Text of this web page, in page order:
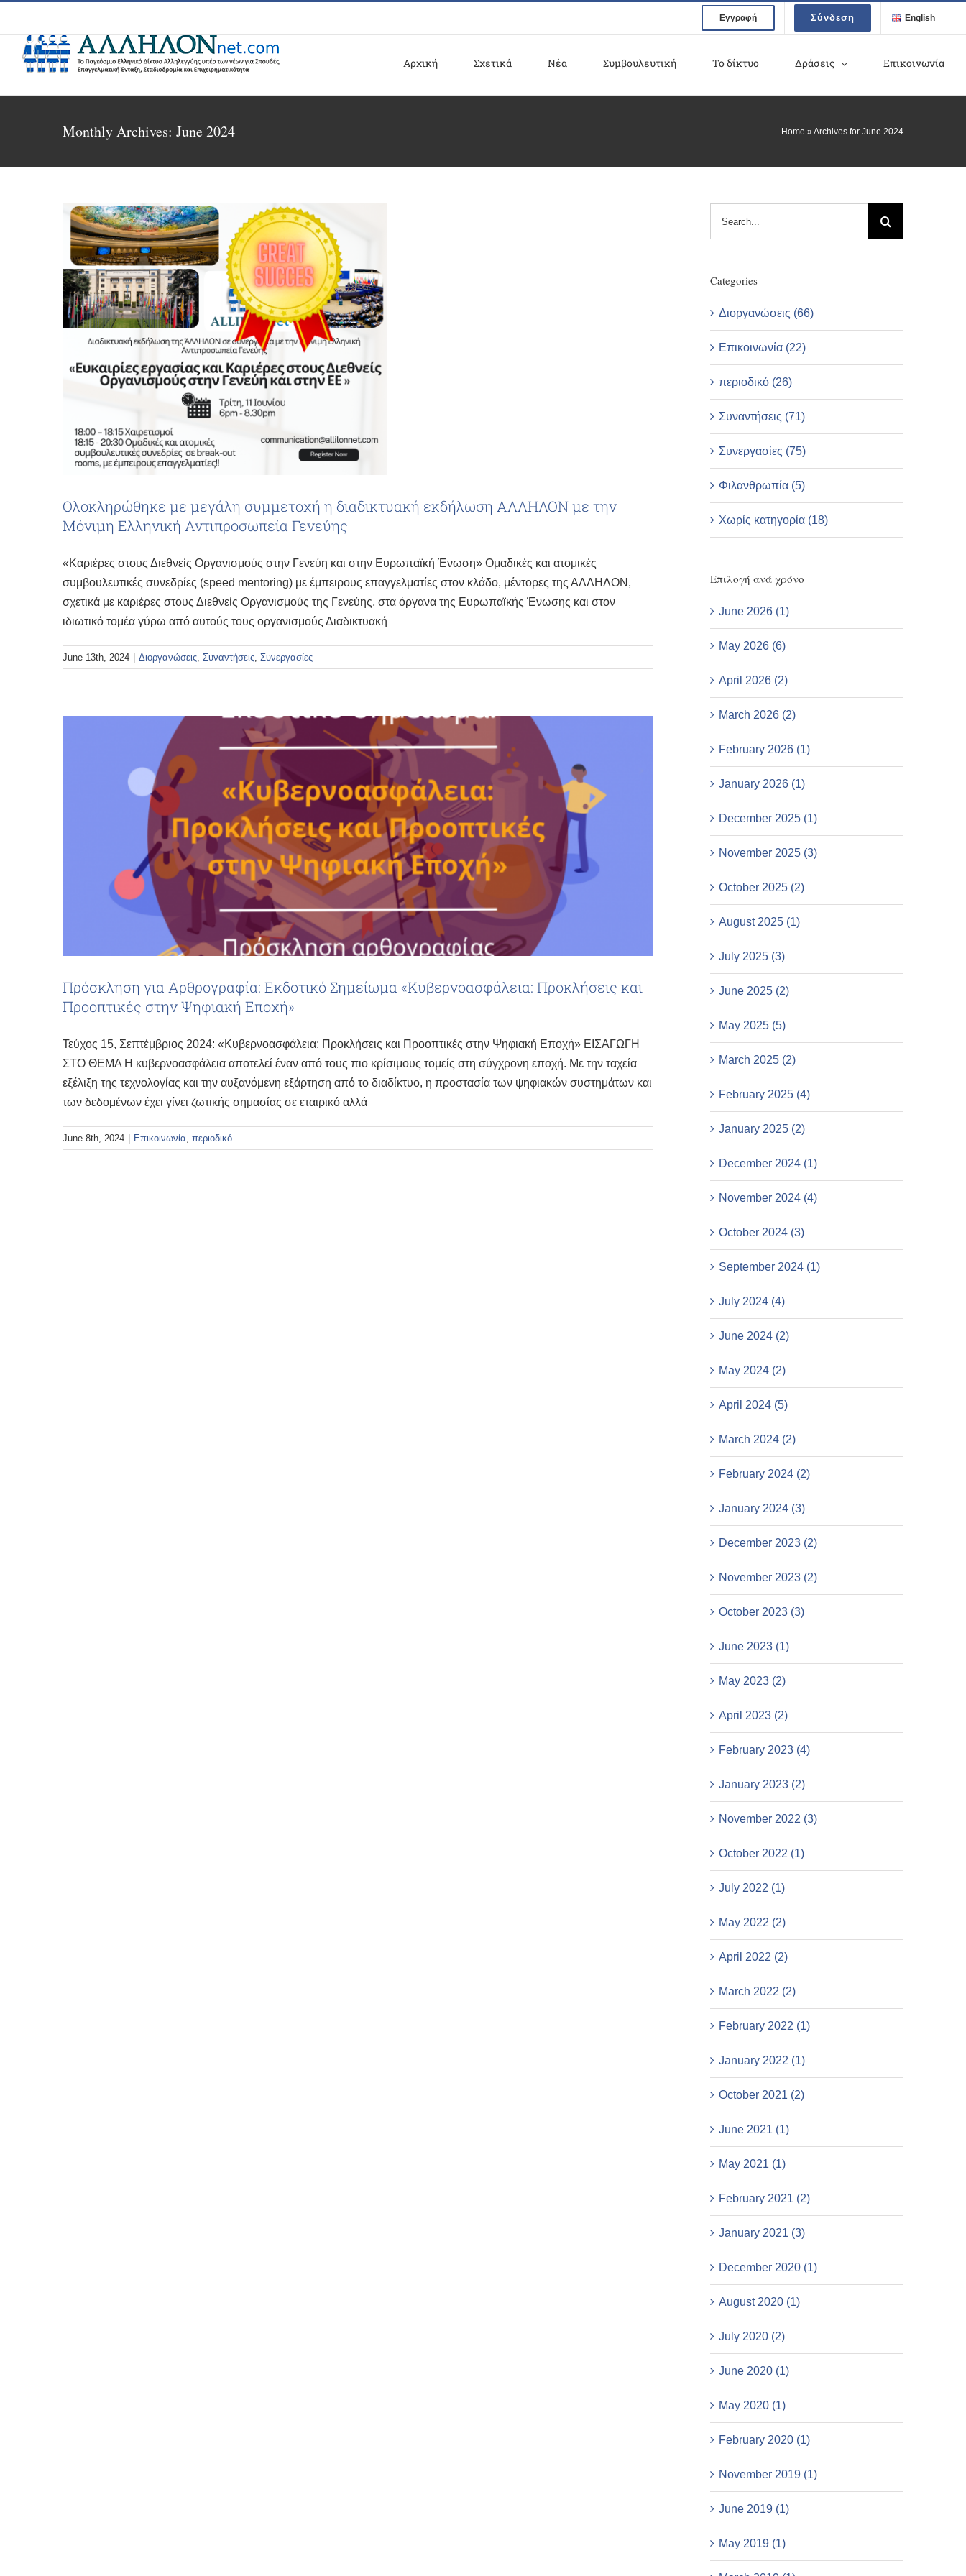
content
Εγγραφή Σύνδεση English
Αρχική Σχετικά Νέα Συμβουλευτική Το δίκτυο Δράσεις Επικοινωνία
Monthly Archives: June 2024 Home » Archives for June 2024
Ολοκληρώθηκε με μεγάλη συμμετοχή η διαδικτυακή εκδήλωση ΑΛΛΗΛΟΝ με την
Μόνιμη Ελληνική Αντιπροσωπεία Γενεύης
«Καριέρες στους Διεθνείς Οργανισμούς στην Γενεύη και στην Ευρωπαϊκή Ένωση» Ομαδικές και ατομικές
συμβουλευτικές συνεδρίες (speed mentoring) με έμπειρους επαγγελματίες στον κλάδο, μέντορες της ΑΛΛΗΛΟΝ,
σχετικά με καριέρες στους Διεθνείς Οργανισμούς της Γενεύης, στα όργανα της Ευρωπαϊκής Ένωσης και στον
ιδιωτικό τομέα γύρω από αυτούς τους οργανισμούς Διαδικτυακή
June 13th, 2024 Διοργανώσεις, Συναντήσεις, Συνεργασίες
Πρόσκληση για Αρθρογραφία: Εκδοτικό Σημείωμα «Κυβερνοασφάλεια: Προκλήσεις και
Προοπτικές στην Ψηφιακή Εποχή»
Τεύχος 15, Σεπτέμβριος 2024: «Κυβερνοασφάλεια: Προκλήσεις και Προοπτικές στην Ψηφιακή Εποχή» ΕΙΣΑΓΩΓΗ
ΣΤΟ ΘΕΜΑ Η κυβερνοασφάλεια αποτελεί έναν από τους πιο κρίσιμους τομείς στη σύγχρονη εποχή. Με την ταχεία
εξέλιξη της τεχνολογίας και την αυξανόμενη εξάρτηση από το διαδίκτυο, η προστασία των ψηφιακών συστημάτων και
των δεδομένων έχει γίνει ζωτικής σημασίας σε εταιρικό αλλά
June 8th, 2024 Επικοινωνία, περιοδικό
Categories
Διοργανώσεις (66)
Επικοινωνία (22)
περιοδικό (26)
Συναντήσεις (71)
Συνεργασίες (75)
Φιλανθρωπία (5)
Χωρίς κατηγορία (18)
Επιλογή ανά χρόνο
June 2026 (1)
May 2026 (6)
April 2026 (2)
March 2026 (2)
February 2026 (1)
January 2026 (1)
December 2025 (1)
November 2025 (3)
October 2025 (2)
August 2025 (1)
July 2025 (3)
June 2025 (2)
May 2025 (5)
March 2025 (2)
February 2025 (4)
January 2025 (2)
December 2024 (1)
November 2024 (4)
October 2024 (3)
September 2024 (1)
July 2024 (4)
June 2024 (2)
May 2024 (2)
April 2024 (5)
March 2024 (2)
February 2024 (2)
January 2024 (3)
December 2023 (2)
November 2023 (2)
October 2023 (3)
June 2023 (1)
May 2023 (2)
April 2023 (2)
February 2023 (4)
January 2023 (2)
November 2022 (3)
October 2022 (1)
July 2022 (1)
May 2022 (2)
April 2022 (2)
March 2022 (2)
February 2022 (1)
January 2022 (1)
October 2021 (2)
June 2021 (1)
May 2021 (1)
February 2021 (2)
January 2021 (3)
December 2020 (1)
August 2020 (1)
July 2020 (2)
June 2020 (1)
May 2020 (1)
February 2020 (1)
November 2019 (1)
June 2019 (1)
May 2019 (1)